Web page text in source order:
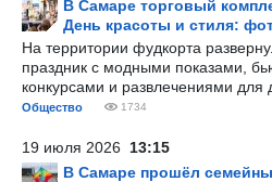
В Самаре торговый
День красоты и стиля:
На территории фудкорта
праздник с модными показами,
конкурсами и развлечениями для
Общество 1734
19 июля 2026 13:15
В Самаре прошёл